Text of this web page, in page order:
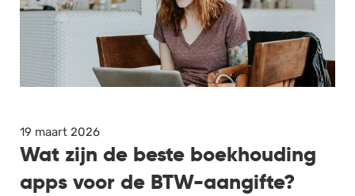
19 maart 2026
Wat zijn de beste boekhouding
apps voor de BTW-aangifte?